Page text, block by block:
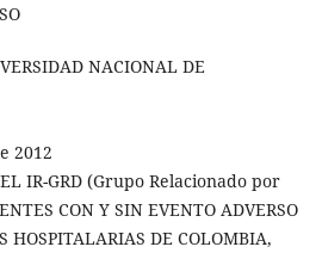
NACIONAL DE
2012
IR-GRD (Grupo Relacionado por
CON Y SIN EVENTO ADVERSO
HOSPITALARIAS DE COLOMBIA,